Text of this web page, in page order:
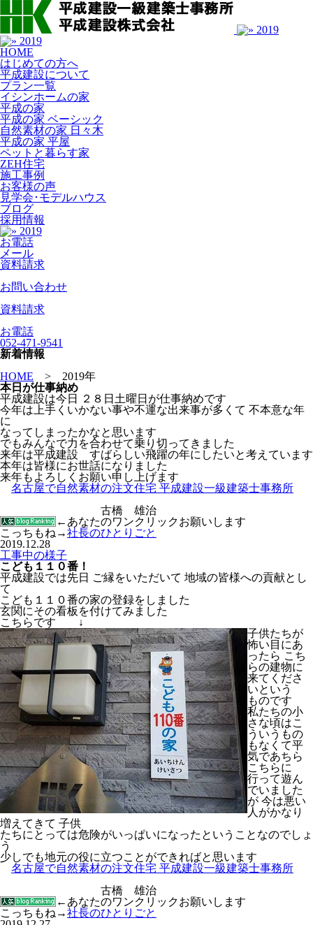
HOME
はじめての方へ
平成建設について
プラン一覧
イシンホームの家
平成の家
平成の家 ベーシック
自然素材の家 日々木
平成の家 平屋
ペットと暮らす家
ZEH住宅
施工事例
お客様の声
見学会･モデルハウス
ブログ
採用情報
お電話
メール
資料請求
お問い合わせ
資料請求
お電話
052-471-9541
新着情報
HOME > 2019年
本日が仕事納め
平成建設は今日 ２８日土曜日が仕事納めです
今年は上手くいかない事や不運な出来事が多くて 不本意な年
に
なってしまったかなと思います
でもみんなで力を合わせて乗り切ってきました
来年は平成建設 すばらしい飛躍の年にしたいと考えています
本年は皆様にお世話になりました
来年もよろしくお願い申し上げます
名古屋で自然素材の注文住宅 平成建設一級建築士事務所
古橋 雄治
←あなたのワンクリックお願いします
こっちもね→社長のひとりごと
2019.12.28
工事中の様子
こども１１０番！
平成建設では先日 ご縁をいただいて 地域の皆様への貢献とし
て
こども１１０番の家の登録をしました
玄関にその看板を付けてみました
こちらです ↓
子供たちが
怖い目にあ
ったら こち
らの建物に
来てくださ
いという
ものです
私たちの小
さな頃はこ
ういうもの
もなくて平
気であちら
こちらに
行って遊ん
でいました
が 今は悪い
人がかなり
増えてきて 子供
たちにとっては危険がいっぱいになったということなのでしょ
う
少しでも地元の役に立つことができればと思います
名古屋で自然素材の注文住宅 平成建設一級建築士事務所
古橋 雄治
←あなたのワンクリックお願いします
こっちもね→社長のひとりごと